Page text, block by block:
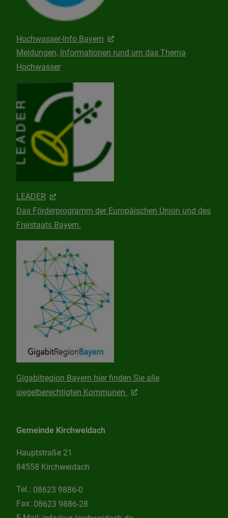
Hochwasser-Info Bayern
Meldungen, Informationen rund um das Thema
Hochwasser
LEADER
Das Förderprogramm der Europäischen Union und des
Freistaats Bayern.
Gigabitregion Bayern hier finden Sie alle
siegelberechtigten Kommunen
Gemeinde Kirchweidach
Hauptstraße 21
84558 Kirchweidach
Tel.: 08623 9886-0
Fax: 08623 9886-28